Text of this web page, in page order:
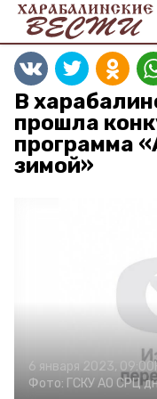
В
прошла
программа
зимой»
6 января 2023, 09:00
Фото: ГСКУ АО СРЦ